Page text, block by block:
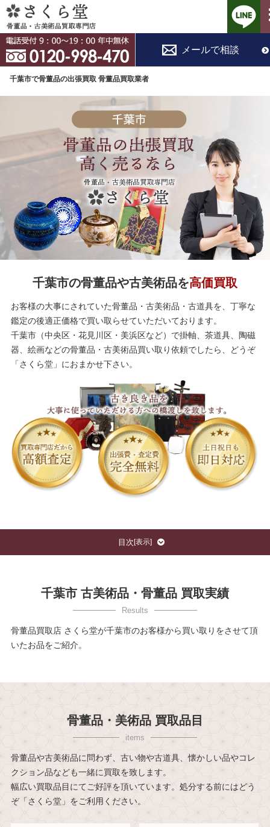
コ
ン
テ
ツ
千葉市で骨董品の出張買取 骨董品買取業者
メールで相談
千葉市の骨董品や古美術品を高価買取
お客様の大事にされていた骨董品・古美術品・古道具を、丁寧な
鑑定の後適正価格で買い取らせていただいております。
千葉市（中央区・花見川区・美浜区など）で掛軸、茶道具、陶磁
器、絵画などの骨董品・古美術品買い取り依頼でしたら、どうぞ
「さくら堂」におまかせ下さい。
目次 [表示]
千葉市 古美術品・骨董品 買取実績
骨董品買取店 さくら堂が千葉市のお客様から買い取りをさせて頂
いたお品をご紹介。
骨董品・美術品 買取品目
骨董品や古美術品に問わず、古い物や古道具、懐かしい品やコレ
クション品なども一緒に買取を致します。
幅広い買取品目にてご好評を頂いています。処分する前にはどう
ぞ「さくら堂」をご利用ください。